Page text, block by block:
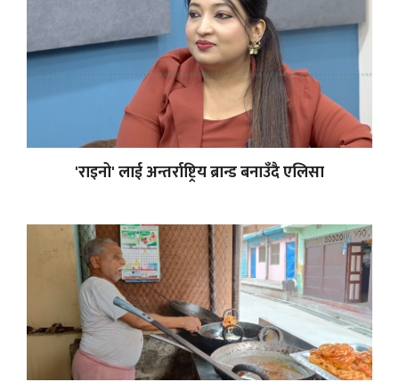
'राइनो' लाई अन्तर्राष्ट्रिय ब्रान्ड बनाउँदै एलिसा